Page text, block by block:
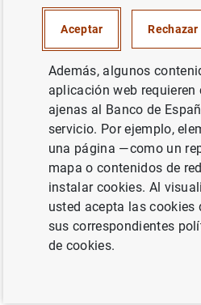
material fotográfico
reunión del Consejo
Anterior
Calendario de
Aceptar Rechazar
Además, algunos
aplicación web requieren
ajenas al Banco de
servicio. Por ejemplo,
una página —como un
mapa o contenidos de
instalar cookies. Al
usted acepta las cookies
sus correspondientes
de cookies.